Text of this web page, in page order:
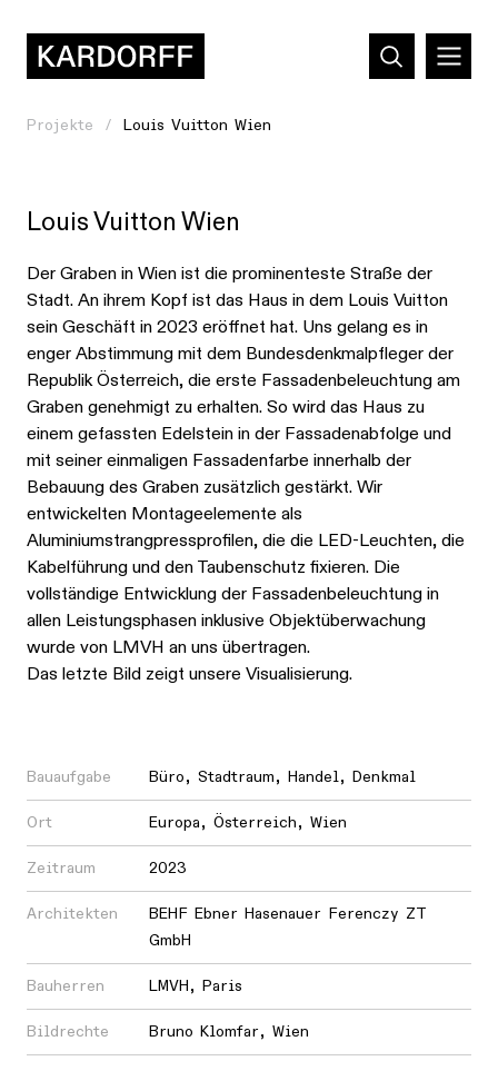
Projekte Louis Vuitton Wien
Louis Vuitton Wien
Der Graben in Wien ist die prominenteste Straße der
Stadt. An ihrem Kopf ist das Haus in dem Louis Vuitton
sein Geschäft in 2023 eröffnet hat. Uns gelang es in
enger Abstimmung mit dem Bundesdenkmalpfleger der
Republik Österreich, die erste Fassadenbeleuchtung am
Graben genehmigt zu erhalten. So wird das Haus zu
einem gefassten Edelstein in der Fassadenabfolge und
mit seiner einmaligen Fassadenfarbe innerhalb der
Bebauung des Graben zusätzlich gestärkt. Wir
entwickelten Montageelemente als
Aluminiumstrangpressprofilen, die die LED-Leuchten, die
Kabelführung und den Taubenschutz fixieren. Die
vollständige Entwicklung der Fassadenbeleuchtung in
allen Leistungsphasen inklusive Objektüberwachung
wurde von LMVH an uns übertragen.
Das letzte Bild zeigt unsere Visualisierung.
Bauaufgabe Büro, Stadtraum, Handel, Denkmal
Ort Europa, Österreich, Wien
Zeitraum 2023
Architekten
BEHF Ebner Hasenauer Ferenczy ZT
GmbH
Bauherren LMVH, Paris
Bildrechte Bruno Klomfar, Wien